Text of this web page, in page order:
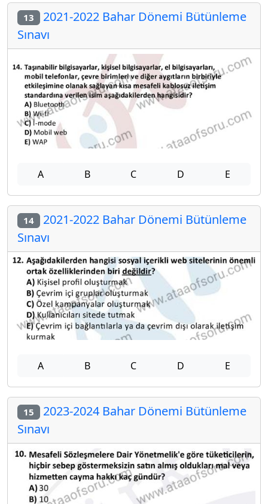
13 2021-2022 Bahar Dönemi Bütünleme
Sınavı
A B C D E
14 2021-2022 Bahar Dönemi Bütünleme
Sınavı
A B C D E
15 2023-2024 Bahar Dönemi Bütünleme
Sınavı